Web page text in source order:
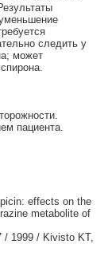
следить у
может
пациента.
effects on the
metabolite of
/ 1999 / Kivisto KT,